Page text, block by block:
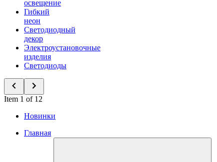
освещение
Гибкий
неон
Светодиодный
декор
Электроустановочные
изделия
Светодиоды
Item 1 of 12
Новинки
Главная